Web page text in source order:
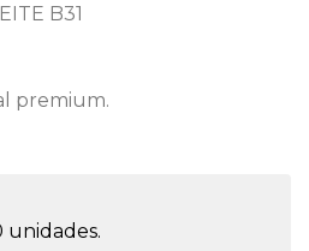
B31
premium.
unidades.